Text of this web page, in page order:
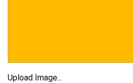
Upload Image...